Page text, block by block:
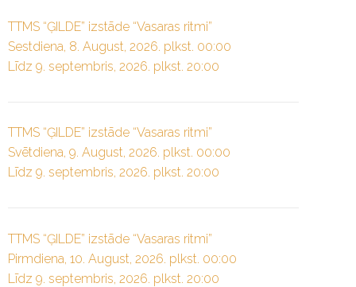
TTMS “ĢILDE” izstāde “Vasaras ritmi”
Sestdiena, 8. August, 2026. plkst. 00:00
Līdz 9. septembris, 2026. plkst. 20:00
TTMS “ĢILDE” izstāde “Vasaras ritmi”
Svētdiena, 9. August, 2026. plkst. 00:00
Līdz 9. septembris, 2026. plkst. 20:00
TTMS “ĢILDE” izstāde “Vasaras ritmi”
Pirmdiena, 10. August, 2026. plkst. 00:00
Līdz 9. septembris, 2026. plkst. 20:00